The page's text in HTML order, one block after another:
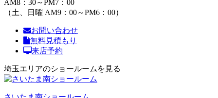
AM8：30～PM7：00
（土、日曜 AM9：00～PM6：00）
お問い合わせ
無料見積もり
来店予約
埼玉エリアのショールームを見る